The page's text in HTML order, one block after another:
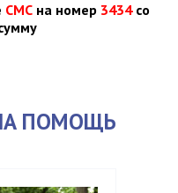
СМС на номер 3434со
ПОМОЩЬ